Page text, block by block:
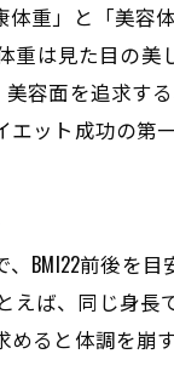
容と健康を両立
悩みに今すぐ役
イエットの悩み
療ダイエットの
体重の停滞期を乗
今日からできる体
重」と「美
重は見た目の
容面を追求
ット成功の第一
BMI22前後を
えば、同じ身
ると体調を